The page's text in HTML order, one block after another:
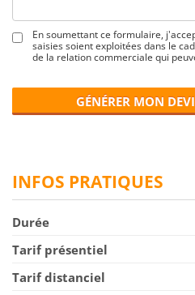
En soumettant ce formulaire,
saisies soient exploitées dans le
de la relation commerciale qui
GÉNÉRER MON
INFOS PRATIQUES
Durée
Tarif présentiel
Tarif distanciel